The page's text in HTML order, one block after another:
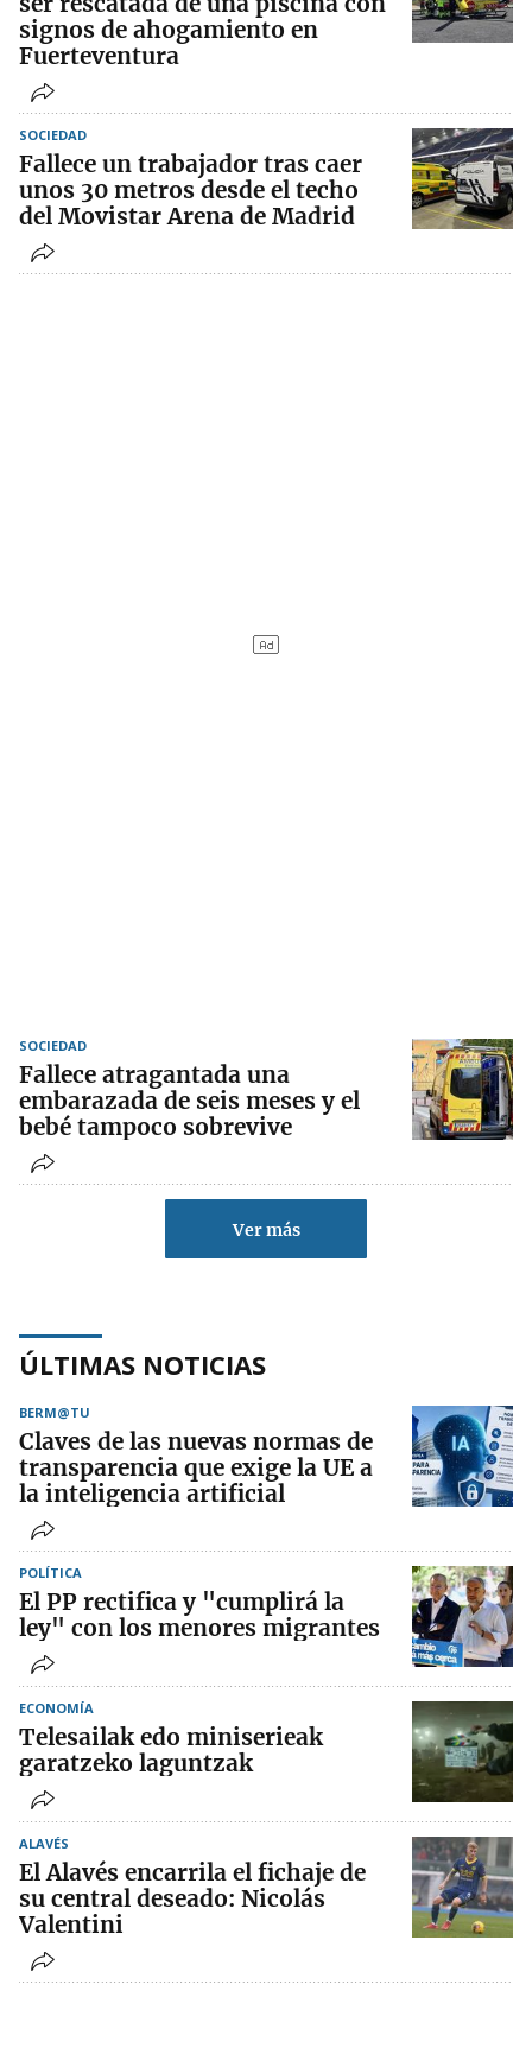
signos de ahogamiento en
Fuerteventura
SOCIEDAD
Fallece un trabajador tras caer
unos 30 metros desde el techo
del Movistar Arena de Madrid
SOCIEDAD
Fallece atragantada una
embarazada de seis meses y el
bebé tampoco sobrevive
Ver más
ÚLTIMAS NOTICIAS
BERM@TU
Claves de las nuevas normas de
transparencia que exige la UE a
la inteligencia artificial
POLÍTICA
El PP rectifica y "cumplirá la
ley" con los menores migrantes
ECONOMÍA
Telesailak edo miniserieak
garatzeko laguntzak
ALAVÉS
El Alavés encarrila el fichaje de
su central deseado: Nicolás
Valentini